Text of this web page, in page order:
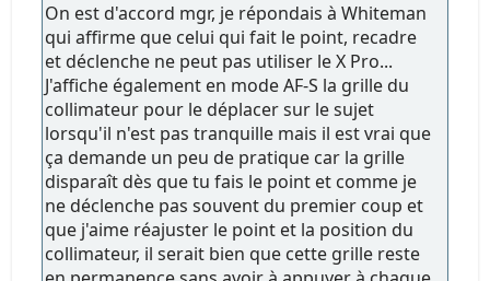
On est d'accord mgr, je répondais à Whiteman
qui affirme que celui qui fait le point, recadre
et déclenche ne peut pas utiliser le X Pro...
J'affiche également en mode AF-S la grille du
collimateur pour le déplacer sur le sujet
lorsqu'il n'est pas tranquille mais il est vrai que
ça demande un peu de pratique car la grille
disparaît dès que tu fais le point et comme je
ne déclenche pas souvent du premier coup et
que j'aime réajuster le point et la position du
collimateur, il serait bien que cette grille reste